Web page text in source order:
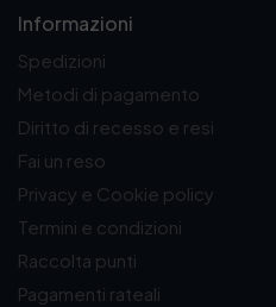
Informazioni
Spedizioni
Metodi di pagamento
Diritto di recesso e resi
Fai un reso
Privacy e Cookie policy
Termini e condizioni
Raccolta punti
Pagamenti rateali